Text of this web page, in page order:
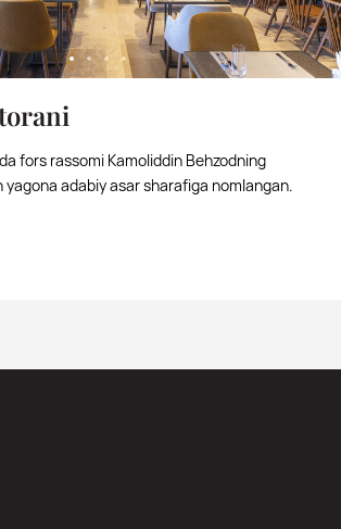
fors rassomi Kamoliddin Behzodning
adabiy asar sharafiga nomlangan.